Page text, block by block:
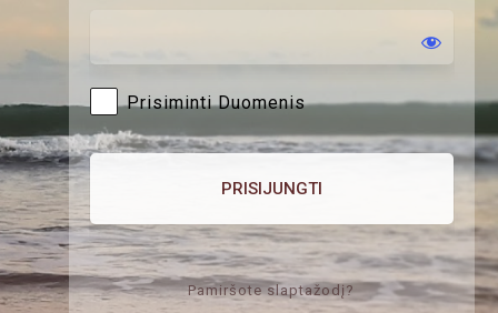
Prisiminti Duomenis
Pamiršote slaptažodį?